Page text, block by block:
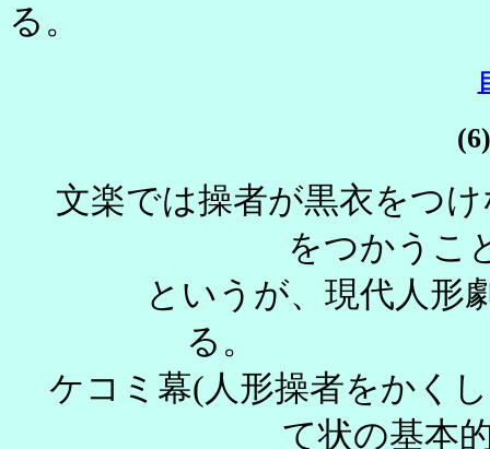
文楽では操者が黒衣をつ
をつかう
というが、現代人形
ケコミ幕(人形操者をかく
て状の基本